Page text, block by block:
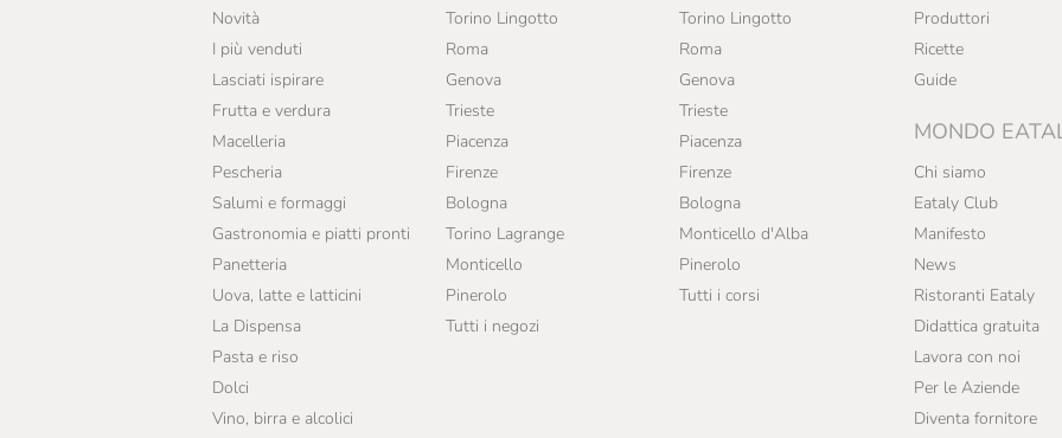
Novità
I più venduti
Lasciati ispirare
Frutta e verdura
Macelleria
Pescheria
Salumi e formaggi
Gastronomia e piatti pronti
Panetteria
Uova, latte e latticini
La Dispensa
Pasta e riso
Dolci
Vino, birra e alcolici
Torino Lingotto
Roma
Genova
Trieste
Piacenza
Firenze
Bologna
Torino Lagrange
Monticello
Pinerolo
Tutti i negozi
Torino Lingotto
Roma
Genova
Trieste
Piacenza
Firenze
Bologna
Monticello d'Alba
Pinerolo
Tutti i corsi
Produttori
Ricette
Guide
MONDO
Chi siamo
Eataly Club
Manifesto
News
Ristoranti Eataly
Didattica gratuita
Lavora con noi
Per le Aziende
Diventa fornitore